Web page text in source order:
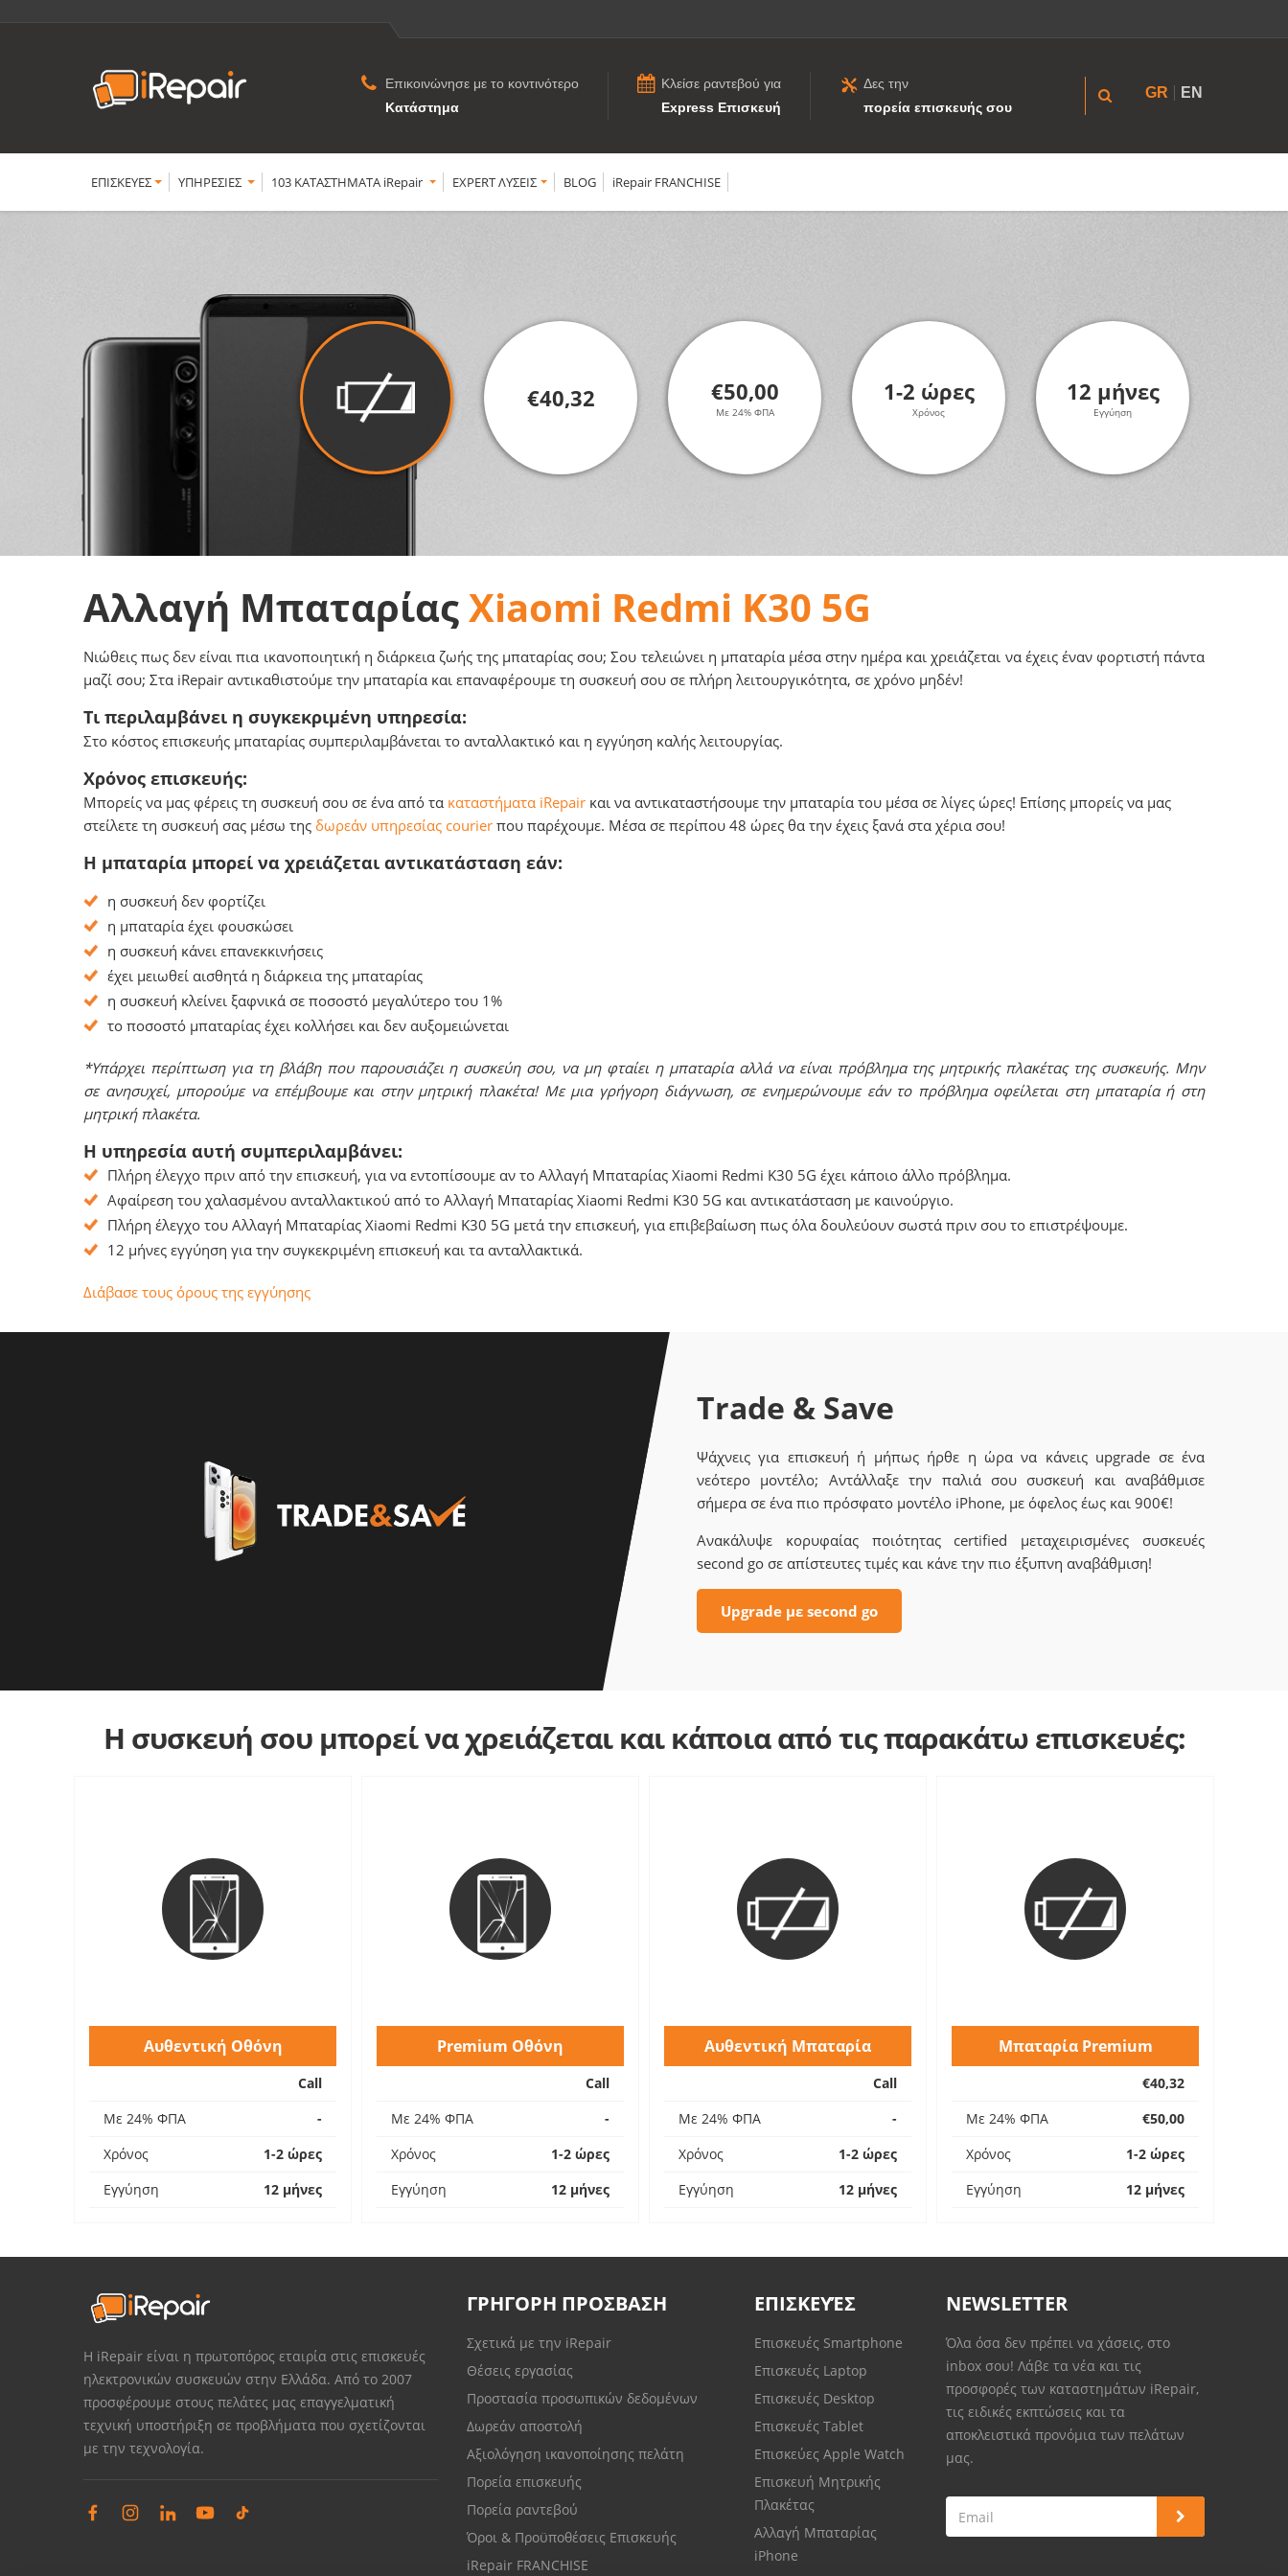
Επικοινώνησε με το κοντινότερο
Κατάστημα
Κλείσε ραντεβού για
Express Επισκευή
Δες την
πορεία επισκευής σου
GR EN
ΕΠΙΣΚΕΥΕΣ YΠΗΡΕΣΙΕΣ 103 ΚΑΤΑΣΤΗΜΑΤΑ iRepair EXPERT ΛΥΣΕΙΣ BLOG iRepair FRANCHISE
€40,32 €50,00
Με 24% ΦΠΑ
1-2 ώρες
Χρόνος
12 μήνες
Εγγύηση
Αλλαγή ΜπαταρίαςXiaomi Redmi K30 5G
Νιώθεις πως δεν είναι πια ικανοποιητική η διάρκεια ζωής της μπαταρίας σου; Σου τελειώνει η μπαταρία μέσα στην ημέρα και χρειάζεται να έχεις έναν φορτιστή πάντα
μαζί σου; Στα iRepair αντικαθιστούμε την μπαταρία και επαναφέρουμε τη συσκευή σου σε πλήρη λειτουργικότητα, σε χρόνο μηδέν!
Τι περιλαμβάνει η συγκεκριμένη υπηρεσία:
Στο κόστος επισκευής μπαταρίας συμπεριλαμβάνεται το ανταλλακτικό και η εγγύηση καλής λειτουργίας.
Χρόνος επισκευής:
Μπορείς να μας φέρεις τη συσκευή σου σε ένα από τα καταστήματα iRepair και να αντικαταστήσουμε την μπαταρία του μέσα σε λίγες ώρες! Επίσης μπορείς να μας
στείλετε τη συσκευή σας μέσω της δωρεάν υπηρεσίας courier που παρέχουμε. Μέσα σε περίπου 48 ώρες θα την έχεις ξανά στα χέρια σου!
Η μπαταρία μπορεί να χρειάζεται αντικατάσταση εάν:
η συσκευή δεν φορτίζει
η μπαταρία έχει φουσκώσει
η συσκευή κάνει επανεκκινήσεις
έχει μειωθεί αισθητά η διάρκεια της μπαταρίας
η συσκευή κλείνει ξαφνικά σε ποσοστό μεγαλύτερο του 1%
το ποσοστό μπαταρίας έχει κολλήσει και δεν αυξομειώνεται
*Υπάρχει περίπτωση για τη βλάβη που παρουσιάζει η συσκεύη σου, να μη φταίει η μπαταρία αλλά να είναι πρόβλημα της μητρικής πλακέτας της συσκευής. Μην
σε ανησυχεί, μπορούμε να επέμβουμε και στην μητρική πλακέτα! Με μια γρήγορη διάγνωση, σε ενημερώνουμε εάν το πρόβλημα οφείλεται στη μπαταρία ή στη
μητρική πλακέτα.
Η υπηρεσία αυτή συμπεριλαμβάνει:
Πλήρη έλεγχο πριν από την επισκευή, για να εντοπίσουμε αν το Αλλαγή Μπαταρίας Xiaomi Redmi K30 5G έχει κάποιο άλλο πρόβλημα.
Αφαίρεση του χαλασμένου ανταλλακτικού από το Αλλαγή Μπαταρίας Xiaomi Redmi K30 5G και αντικατάσταση με καινούργιο.
Πλήρη έλεγχο του Αλλαγή Μπαταρίας Xiaomi Redmi K30 5G μετά την επισκευή, για επιβεβαίωση πως όλα δουλεύουν σωστά πριν σου το επιστρέψουμε.
12 μήνες εγγύηση για την συγκεκριμένη επισκευή και τα ανταλλακτικά.
Διάβασε τους όρους της εγγύησης
Trade & Save
Ψάχνεις για επισκευή ή μήπως ήρθε η ώρα να κάνεις upgrade σε ένα
νεότερο μοντέλο; Αντάλλαξε την παλιά σου συσκευή και αναβάθμισε
σήμερα σε ένα πιο πρόσφατο μοντέλο iPhone, με όφελος έως και 900€!
Ανακάλυψε κορυφαίας ποιότητας certified μεταχειρισμένες συσκευές
second go σε απίστευτες τιμές και κάνε την πιο έξυπνη αναβάθμιση!
Upgrade με second go
Η συσκευή σου μπορεί να χρειάζεται και κάποια από τις παρακάτω επισκευές:
Αυθεντική Οθόνη
Call
Με 24% ΦΠΑ
-
Χρόνος
1-2 ώρες
Εγγύηση
12 μήνες
Premium Οθόνη
Call
Με 24% ΦΠΑ
-
Χρόνος
1-2 ώρες
Εγγύηση
12 μήνες
Αυθεντική Μπαταρία
Call
Με 24% ΦΠΑ
-
Χρόνος
1-2 ώρες
Εγγύηση
12 μήνες
Μπαταρία Premium
€40,32
Με 24% ΦΠΑ
€50,00
Χρόνος
1-2 ώρες
Εγγύηση
12 μήνες
Η iRepair είναι η πρωτοπόρος εταιρία στις επισκευές
ηλεκτρονικών συσκευών στην Ελλάδα. Από το 2007
προσφέρουμε στους πελάτες μας επαγγελματική
τεχνική υποστήριξη σε προβλήματα που σχετίζονται
με την τεχνολογία.
ΓΡΗΓΟΡΗ ΠΡΟΣΒΑΣΗ
Σχετικά με την iRepair
Θέσεις εργασίας
Προστασία προσωπικών δεδομένων
Δωρεάν αποστολή
Αξιολόγηση ικανοποίησης πελάτη
Πορεία επισκευής
Πορεία ραντεβού
Όροι & Προϋποθέσεις Επισκευής
iRepair FRANCHISE
ΕΠΙΣΚΕΥΈΣ
Επισκευές Smartphone
Επισκευές Laptop
Επισκευές Desktop
Επισκευές Tablet
Επισκεύες Apple Watch
Επισκευή Μητρικής
Πλακέτας
Αλλαγή Μπαταρίας
iPhone
NEWSLETTER
Όλα όσα δεν πρέπει να χάσεις, στο
inbox σου! Λάβε τα νέα και τις
προσφορές των καταστημάτων iRepair,
τις ειδικές εκπτώσεις και τα
αποκλειστικά προνόμια των πελάτων
μας.